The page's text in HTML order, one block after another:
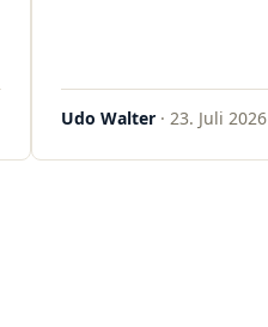
Udo Walter · 23. Juli 2026